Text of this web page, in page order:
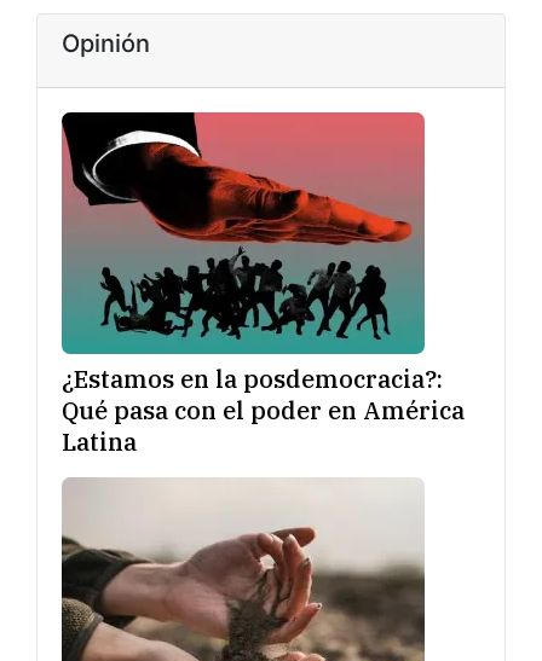
Opinión
¿Estamos en la posdemocracia?:
Qué pasa con el poder en América
Latina